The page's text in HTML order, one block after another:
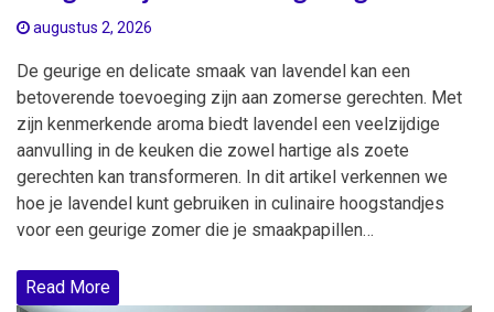
augustus 2, 2026
De geurige en delicate smaak van lavendel kan een
betoverende toevoeging zijn aan zomerse gerechten. Met
zijn kenmerkende aroma biedt lavendel een veelzijdige
aanvulling in de keuken die zowel hartige als zoete
gerechten kan transformeren. In dit artikel verkennen we
hoe je lavendel kunt gebruiken in culinaire hoogstandjes
voor een geurige zomer die je smaakpapillen…
Read More